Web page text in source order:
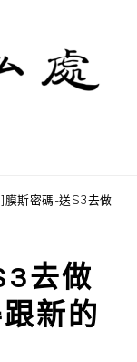
膜斯密碼-送S3去做
去做
新的